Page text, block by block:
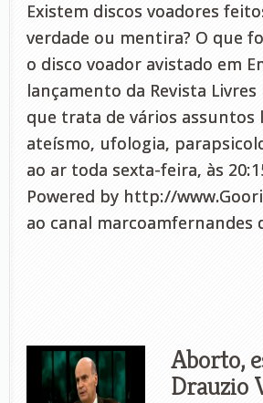
Existem discos voadores
verdade ou mentira? O que
o disco voador avistado em
lançamento da Revista
que trata de vários assuntos
ateísmo, ufologia,
ao ar toda sexta-feira, às
Powered by http://
ao canal marcoamfernandes
Aborto,
Drauzio